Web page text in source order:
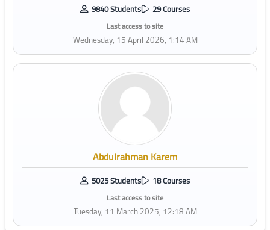
9840 Students 29 Courses
Last access to site
Wednesday, 15 April 2026, 1:14 AM
Abdulrahman Karem
5025 Students 18 Courses
Last access to site
Tuesday, 11 March 2025, 12:18 AM